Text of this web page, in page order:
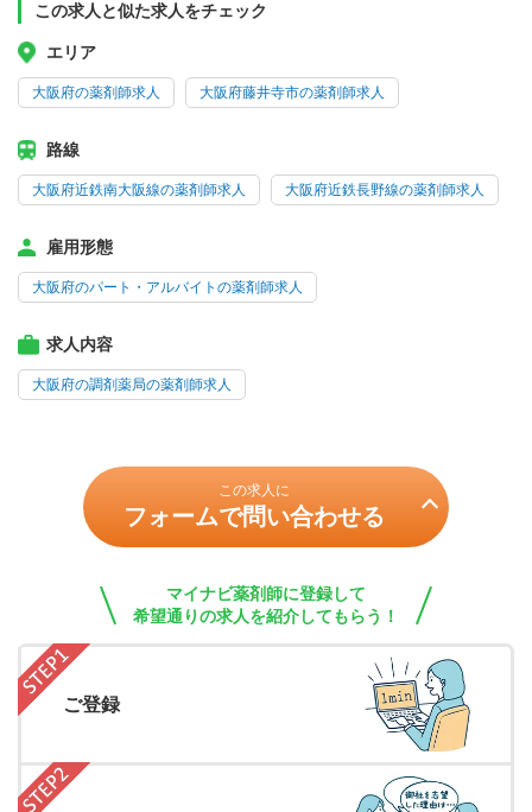
この求人と似た求人をチェック
エリア
大阪府の薬剤師求人 大阪府藤井寺市の薬剤師求人
路線
大阪府近鉄南大阪線の薬剤師求人 大阪府近鉄長野線の薬剤師求人
雇用形態
大阪府のパート・アルバイトの薬剤師求人
求人内容
大阪府の調剤薬局の薬剤師求人
この求人に
フォームで問い合わせる
マイナビ薬剤師に登録して
希望通りの求人を紹介してもらう！
ご登録